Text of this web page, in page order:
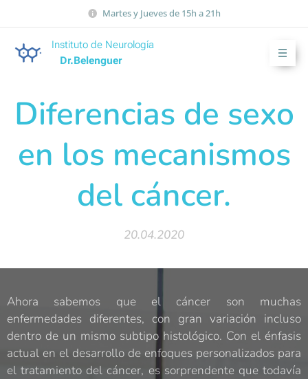
Martes y Jueves de 15h a 21h
Instituto de Neurología
Dr.Belenguer
Diferencias de sexo
en los mecanismos
del cáncer.
20.04.2020
Ahora sabemos que el cáncer son muchas
enfermedades diferentes, con gran variación incluso
dentro de un mismo subtipo histológico. Con el énfasis
actual en el desarrollo de enfoques personalizados para
el tratamiento del cáncer, es sorprendente que todavía